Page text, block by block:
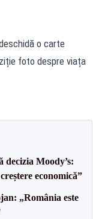
o carte
foto despre viața
decizia Moody’s:
economică”
„România este